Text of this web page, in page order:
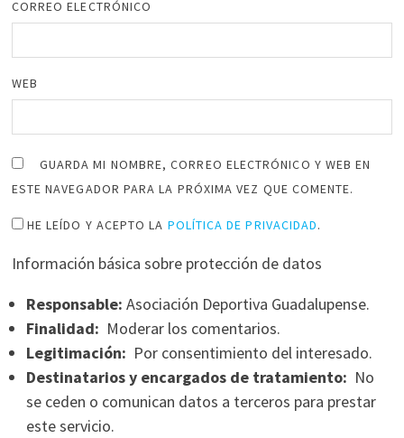
CORREO ELECTRÓNICO
WEB
GUARDA MI NOMBRE, CORREO ELECTRÓNICO Y WEB EN
ESTE NAVEGADOR PARA LA PRÓXIMA VEZ QUE COMENTE.
HE LEÍDO Y ACEPTO LA POLÍTICA DE PRIVACIDAD.
Información básica sobre protección de datos
Responsable: Asociación Deportiva Guadalupense.
Finalidad: Moderar los comentarios.
Legitimación: Por consentimiento del interesado.
Destinatarios y encargados de tratamiento: No
se ceden o comunican datos a terceros para prestar
este servicio.